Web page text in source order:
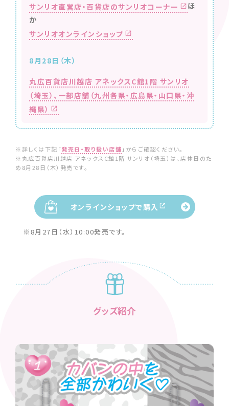
サンリオ直営店・百貨店のサンリオコーナー
ほ
か
サンリオオンラインショップ
8月28日（木）
丸広百貨店川越店 アネックスC館1階 サンリオ
（埼玉）、 一部店舗（九州各県・広島県・山口県・沖
縄県）
※詳しくは下記「発売日・取り扱い店舗 」からご確認ください。
※丸広百貨店川越店 アネックスC館1階 サンリオ（埼玉）は、店休日のた
め8月28日（木）発売です。
オンラインショップで購入
※8月27日（水）10:00発売です。
グッズ紹介